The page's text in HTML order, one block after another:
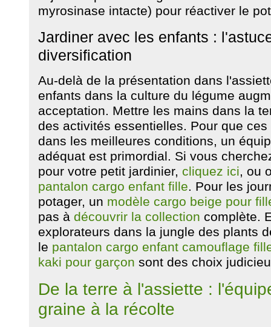
myrosinase intacte) pour réactiver le
Jardiner avec les enfants :
diversification
Au-delà de la présentation dans
enfants dans la culture du légume
acceptation. Mettre les mains dans la
des activités essentielles. Pour que
dans les meilleures conditions, un
adéquat est primordial. Si vous
pour votre petit jardinier, cliquez ici, ou
pantalon cargo enfant fille. Pour les
potager, un modèle cargo beige pour
pas à découvrir la collection complète.
explorateurs dans la jungle des plants
le pantalon cargo enfant camouflage
kaki pour garçon sont des choix
De la terre à l'assiette :
graine à la récolte